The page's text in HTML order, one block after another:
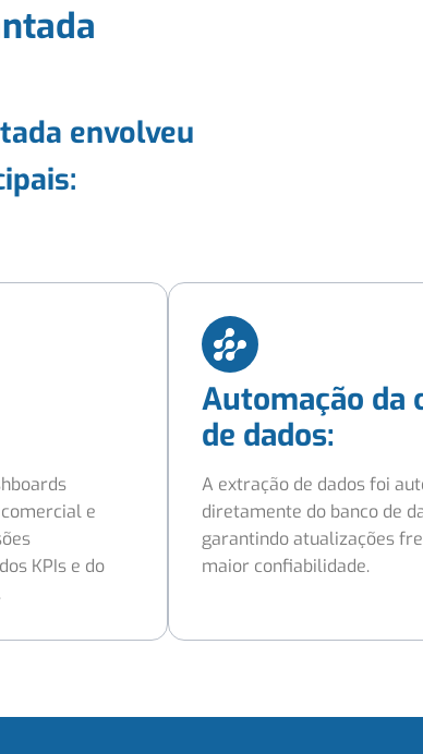
envolveu
e
KPIs e do
Automação da
de dados:
A extração de dados foi
diretamente do banco de
garantindo atualizações
maior confiabilidade.